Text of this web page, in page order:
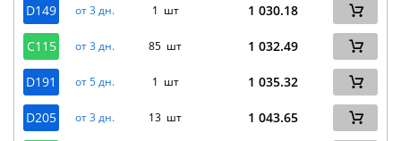
D149 от 3 дн. 1 шт 1 030.18
C115 от 3 дн. 85 шт 1 032.49
D191 от 5 дн. 1 шт 1 035.32
D205 от 3 дн. 13 шт 1 043.65